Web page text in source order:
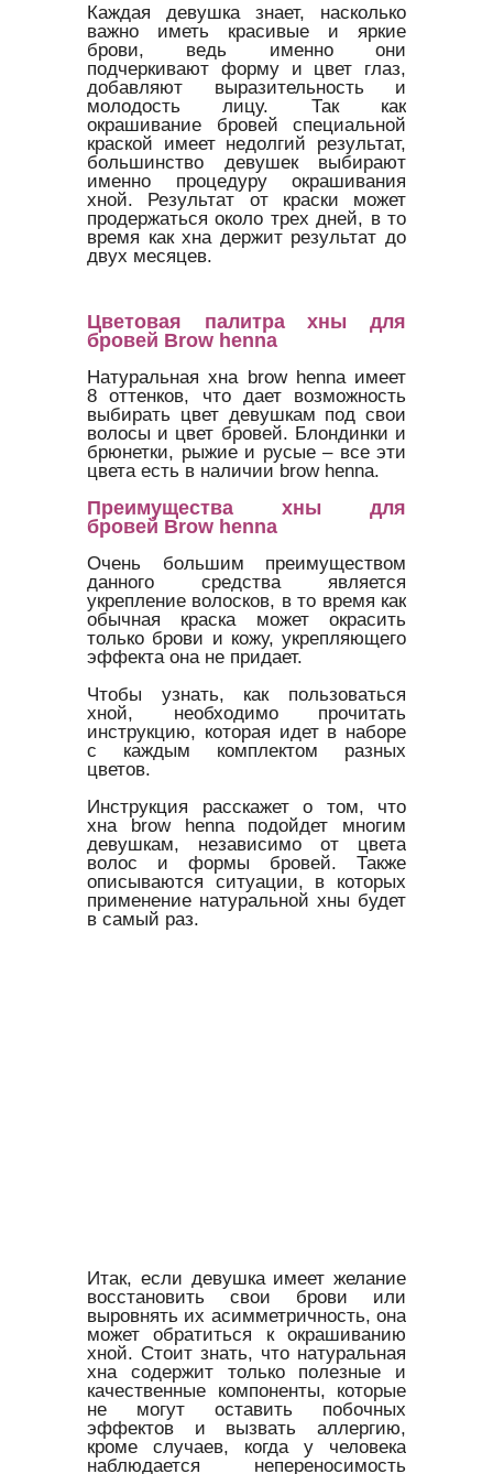
Каждая девушка знает, насколько
важно иметь красивые и яркие
брови, ведь именно они
подчеркивают форму и цвет глаз,
добавляют выразительность и
молодость лицу. Так как
окрашивание бровей специальной
краской имеет недолгий результат,
большинство девушек выбирают
именно процедуру окрашивания
хной. Результат от краски может
продержаться около трех дней, в то
время как хна держит результат до
двух месяцев.
Цветовая палитра хны для
бровей Brow henna
Натуральная хна brow henna имеет
8 оттенков, что дает возможность
выбирать цвет девушкам под свои
волосы и цвет бровей. Блондинки и
брюнетки, рыжие и русые – все эти
цвета есть в наличии brow henna.
Преимущества хны для
бровей Brow henna
Очень большим преимуществом
данного средства является
укрепление волосков, в то время как
обычная краска может окрасить
только брови и кожу, укрепляющего
эффекта она не придает.
Чтобы узнать, как пользоваться
хной, необходимо прочитать
инструкцию, которая идет в наборе
с каждым комплектом разных
цветов.
Инструкция расскажет о том, что
хна brow henna подойдет многим
девушкам, независимо от цвета
волос и формы бровей. Также
описываются ситуации, в которых
применение натуральной хны будет
в самый раз.
Итак, если девушка имеет желание
восстановить свои брови или
выровнять их асимметричность, она
может обратиться к окрашиванию
хной. Стоит знать, что натуральная
хна содержит только полезные и
качественные компоненты, которые
не могут оставить побочных
эффектов и вызвать аллергию,
кроме случаев, когда у человека
наблюдается непереносимость